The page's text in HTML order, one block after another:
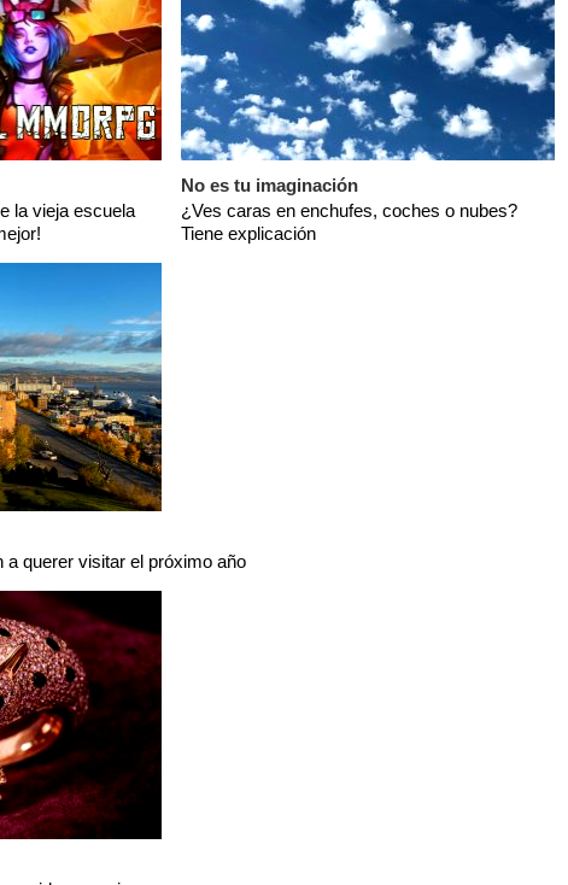
la vieja escuela
No es tu imaginación
¿Ves caras en enchufes, coches o nubes?
Tiene explicación
a querer visitar el próximo año